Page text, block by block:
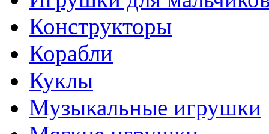
Конструкторы
Корабли
Куклы
Музыкальные игрушки